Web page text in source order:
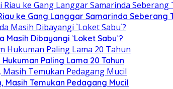
ke Gang Langgar Samarinda Seberang
Dibayangi `Loket Sabu`?
Paling Lama 20 Tahun
Temukan Pedagang Mucil